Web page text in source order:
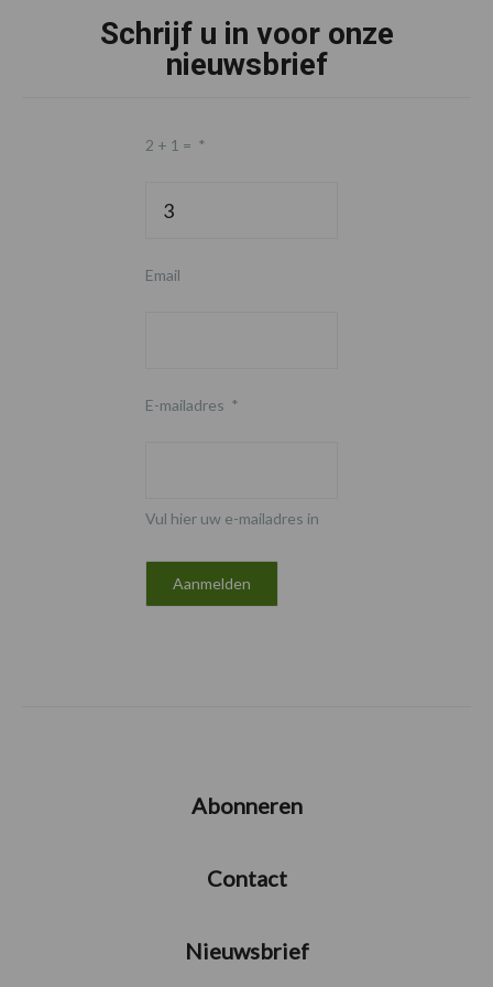
Schrijf u in voor onze
nieuwsbrief
2 + 1 = *
Email
E-mailadres *
Vul hier uw e-mailadres in
Abonneren
Contact
Nieuwsbrief